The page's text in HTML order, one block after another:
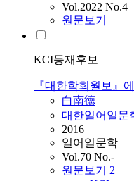
Vol.2022 No.4
원문보기
KCI등재후보
『대한학회월보』
白南徳
대한일어일문
2016
일어일문학
Vol.70 No.-
원문보기 2